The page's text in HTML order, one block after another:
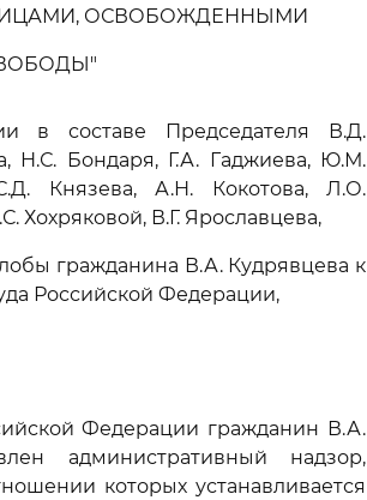
ОСВОБОЖДЕННЫМИ
в составе Председателя В.Д.
Н.С. Бондаря, Г.А. Гаджиева, Ю.М.
Князева, А.Н. Кокотова, Л.О.
Хохряковой, В.Г. Ярославцева,
гражданина В.А. Кудрявцева к
Российской Федерации,
Федерации гражданин В.А.
административный надзор,
которых устанавливается